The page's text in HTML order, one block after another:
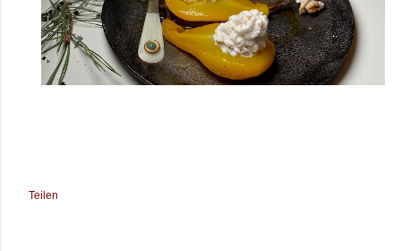
Teilen